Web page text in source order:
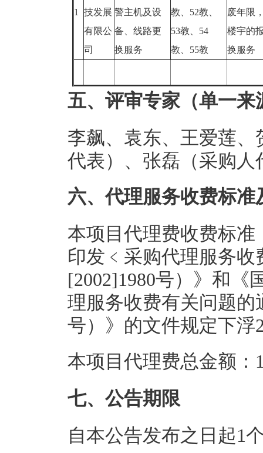
1
技发展
有限公
司
警主机及设
备、线路更
换服务
教、52教、
53教、54
教、55教
废年限
楼宇的
换服务
五、评审专家（单一
李飙、袁东、王爱莲
代表）、张磊（采购人
六、代理服务收费标准
本项目代理费收费标
印发﹤采购代理服务
[2002]1980号）》和《
理服务收费有关问题的
号）》的文件规定下浮
本项目代理费总金额：
七、公告期限
自本公告发布之日起1